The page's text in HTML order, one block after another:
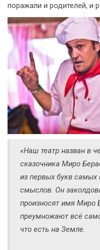
поражали и родителей, и
«Наш театр назван в
сказочника Миро
из первых букв самых
смыслов. Он
произносят имя Миро
преумножают всё
что есть на Земле.